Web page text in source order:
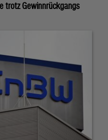
trotz Gewinnrückgangs